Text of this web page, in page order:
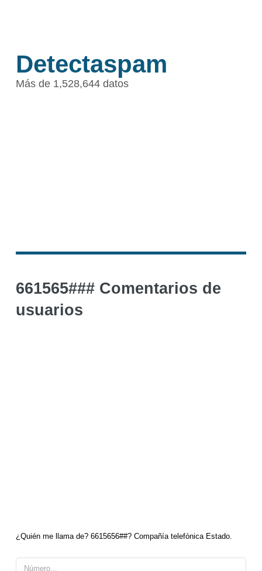
Detectaspam
Más de 1,528,644 datos
661565### Comentarios de
usuarios
¿Quién me llama de? 6615656##? Compañía telefónica Estado.